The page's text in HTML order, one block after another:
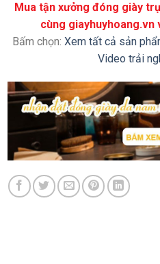
Mua tận xưởng đóng giày
cùng giayhuyhoang.vn
Bấm chọn: Xem tất cả sản
Video trải